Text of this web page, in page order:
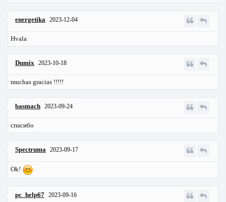
energetika 2023-12-04
Hvala
Dumix 2023-10-18
muchas gracias !!!!!
basmach 2023-09-24
спасибо
Spectruma 2023-09-17
Ok!
pc_help67 2023-09-16